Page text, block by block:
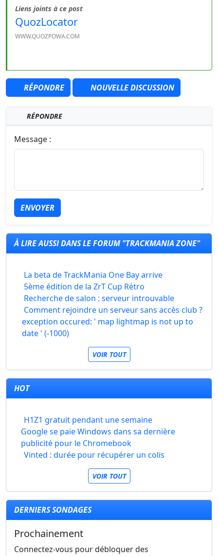
Liens joints à ce post
QuozLocator
WWW.QUOZPOWA.COM
RÉPONDRE NOUVELLE DISCUSSION
RÉPONDRE
Message :
ENVOYER
À LIRE AUSSI DANS LE FORUM "TRACKMANIA ZONE"
La beta de TrackMania One Bay arrive
5ème édition de la ZrT Cup Rétro
Recherche de salon : serveur introuvable
Comment rejoindre un serveur sans accès club ?
exception occured: ' map lightmap is not up to
date ' (-1000)
VOIR TOUT
HOT
H1Z1 gratuit pendant une semaine
Google se paie Windows dans sa dernière
publicité pour le Chromebook
Vinted : durée pour récupérer un colis
VOIR TOUT
DERNIERS SONDAGES
Prochainement
Connectez-vous pour débloquer des